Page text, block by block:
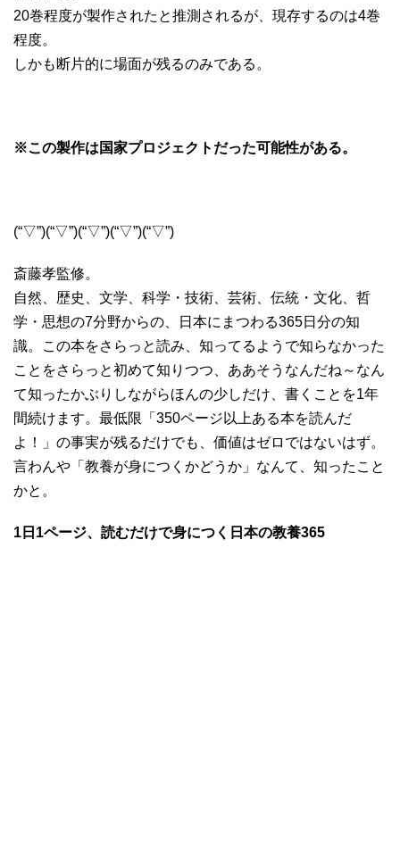
20巻程度が製作されたと推測されるが、現存するのは4巻
程度。
しかも断片的に場面が残るのみである。
※この製作は国家プロジェクトだった可能性がある。
(“▽”)(“▽”)(“▽”)(“▽”)(“▽”)
斎藤孝監修。
自然、歴史、文学、科学・技術、芸術、伝統・文化、哲
学・思想の7分野からの、日本にまつわる365日分の知
識。この本をさらっと読み、知ってるようで知らなかった
ことをさらっと初めて知りつつ、ああそうなんだね～なん
て知ったかぶりしながらほんの少しだけ、書くことを1年
間続けます。最低限「350ページ以上ある本を読んだ
よ！」の事実が残るだけでも、価値はゼロではないはず。
言わんや「教養が身につくかどうか」なんて、知ったこと
かと。
1日1ページ、読むだけで身につく日本の教養365